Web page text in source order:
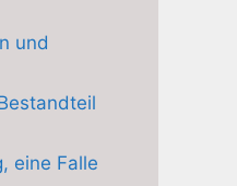
und
eine Falle